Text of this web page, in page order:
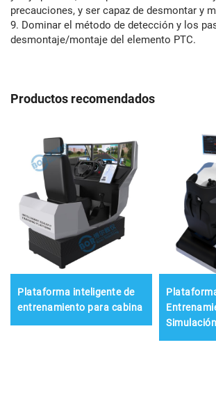
precauciones, y ser capaz de desmontar y
9. Dominar el método de detección y los
desmontaje/montaje del elemento PTC.
Productos recomendados
Plataforma inteligente de
entrenamiento para cabina